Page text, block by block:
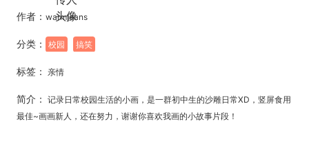
作者： warmjeans
分类： 校园 搞笑
标签： 亲情
简介： 记录日常校园生活的小画，是一群初中生的沙雕日常XD，竖屏食用
最佳~画画新人，还在努力，谢谢你喜欢我画的小故事片段！